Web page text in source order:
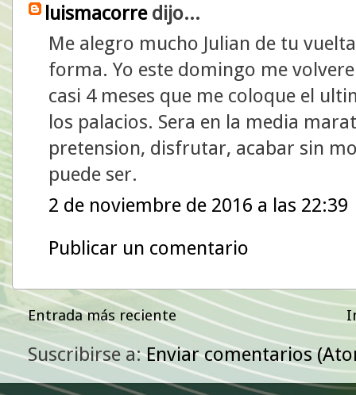
luismacorredijo...
Me alegro mucho Julian de tu
forma. Yo este domingo me
casi 4 meses que me coloque el
los palacios. Sera en la media
pretension, disfrutar, acabar sin
puede ser.
2 de noviembre de 2016 a las 22:39
Publicar un comentario
Entrada más reciente
Suscribirse a:Enviar comentarios